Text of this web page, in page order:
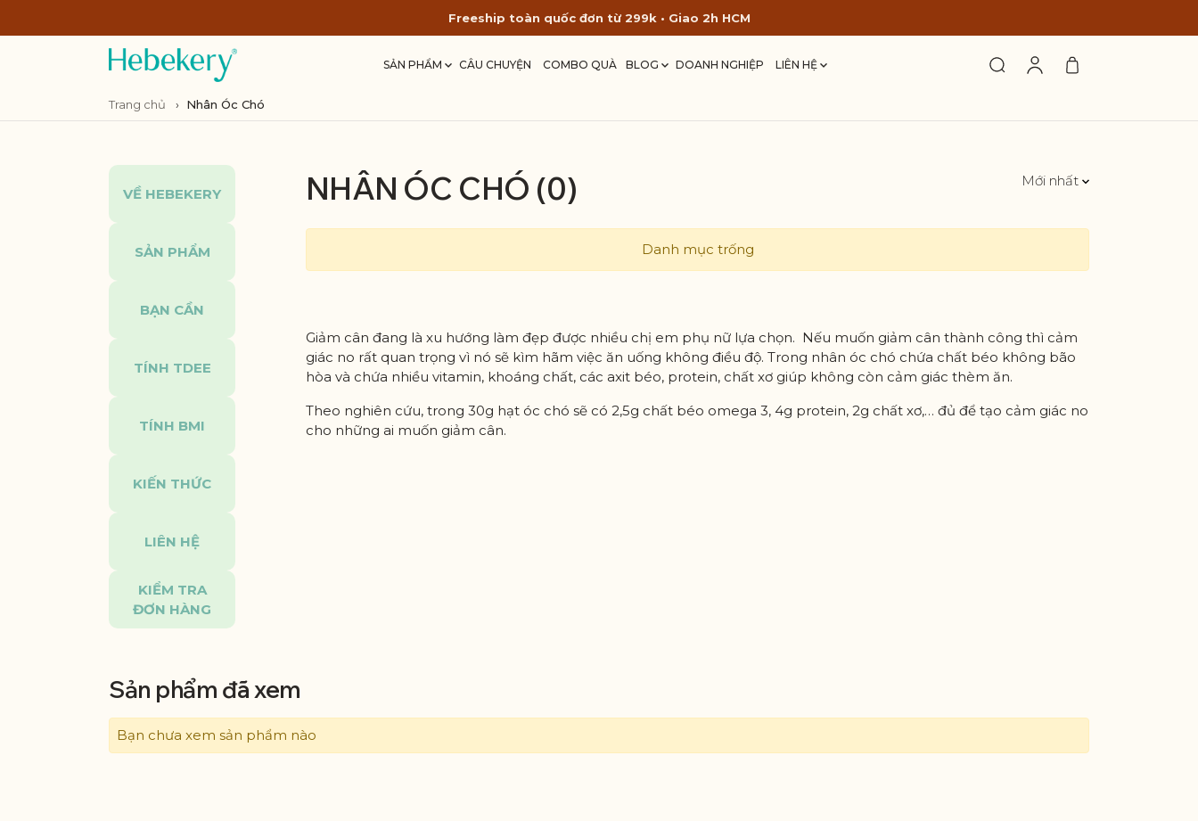
Freeship toàn quốc đơn từ 299k • Giao 2h HCM
SẢN PHẨM CÂU CHUYỆN COMBO QUÀ BLOG DOANH NGHIỆP LIÊN HỆ
Trang chủ › Nhân Óc Chó
VỀ HEBEKERY
SẢN PHẨM
BẠN CẦN
TÍNH TDEE
TÍNH BMI
KIẾN THỨC
LIÊN HỆ
KIỂM TRA
ĐƠN HÀNG
NHÂN ÓC CHÓ (0) Mới nhất
A - Z
Giá giảm dần
Danh mục trống
Giảm cân đang là xu hướng làm đẹp được nhiều chị em phụ nữ lựa chọn. Nếu muốn giảm cân thành công thì cảm
giác no rất quan trọng vì nó sẽ kìm hãm việc ăn uống không điều độ. Trong nhân óc chó chứa chất béo không bão
hòa và chứa nhiều vitamin, khoáng chất, các axit béo, protein, chất xơ giúp không còn cảm giác thèm ăn.
Theo nghiên cứu, trong 30g hạt óc chó sẽ có 2,5g chất béo omega 3, 4g protein, 2g chất xơ,… đủ để tạo cảm giác no
cho những ai muốn giảm cân.
Sản phẩm đã xem
Bạn chưa xem sản phẩm nào